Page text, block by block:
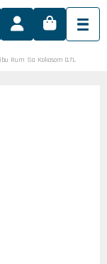
Rum Sa Kokosom 0.7L